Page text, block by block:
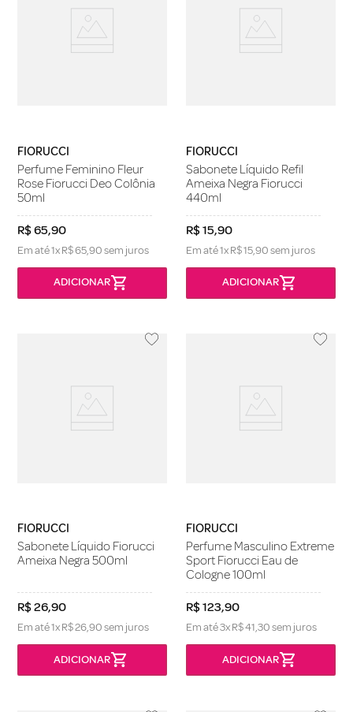
FIORUCCI
Perfume Feminino Fleur
Rose Fiorucci Deo Colônia
50ml
R$65,90
Em até1xR$65,90sem juros
FIORUCCI
Sabonete Líquido Refil
Ameixa Negra Fiorucci
440ml
R$15,90
Em até1xR$15,90sem juros
FIORUCCI
Sabonete Líquido Fiorucci
Ameixa Negra 500ml
R$26,90
Em até1xR$26,90sem juros
FIORUCCI
Perfume Masculino Extreme
Sport Fiorucci Eau de
Cologne 100ml
R$123,90
Em até3xR$41,30sem juros